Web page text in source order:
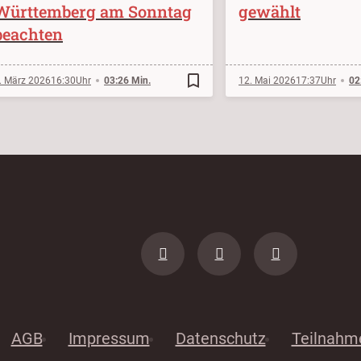
am Sonntag
März 202616:30 03:26 Min. bookmark_border
gewählt
12. Mai 202617:37
AGB Impressum Datenschutz